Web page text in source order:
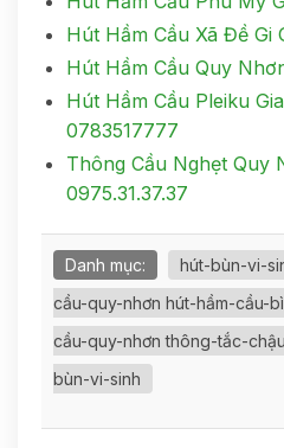
Hút Hầm Cầu Xã Đề Gi
Hút Hầm Cầu Quy
Hút Hầm Cầu Pleiku
0783517777
Thông Cầu Nghẹt Quy
0975.31.37.37
Danh mục:
hút-bùn-vi-
cầu-quy-nhơn hút-hầm-cầu-
cầu-quy-nhơn thông-tắc-
bùn-vi-sinh